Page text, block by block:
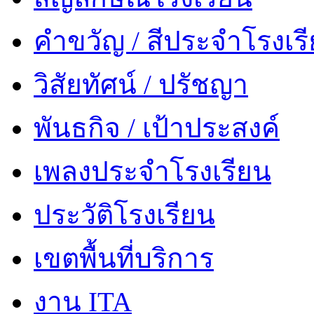
คำขวัญ / สีประจำโรงเ
วิสัยทัศน์ / ปรัชญา
พันธกิจ / เป้าประสงค์
เพลงประจำโรงเรียน
ประวัติโรงเรียน
เขตพื้นที่บริการ
งาน ITA